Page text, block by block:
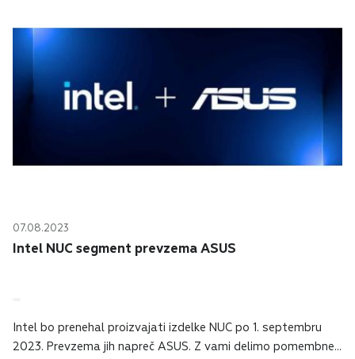
07.08.2023
Intel NUC segment prevzema ASUS
Intel bo prenehal proizvajati izdelke NUC po 1. septembru
2023. Prevzema jih napreč ASUS. Z vami delimo pomembne